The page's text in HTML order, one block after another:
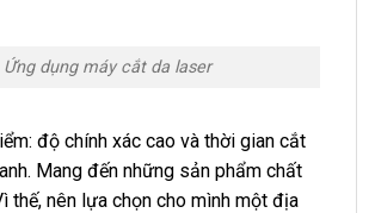
Ứng dụng máy cắt da laser
độ chính xác cao và thời gian cắt
Mang đến những sản phẩm chất
thế, nên lựa chọn cho mình một địa